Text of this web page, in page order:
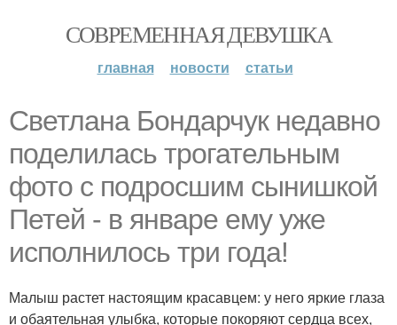
СОВРЕМЕННАЯ ДЕВУШКА
главная новости статьи
Светлана Бондарчук недавно
поделилась трогательным
фото с подросшим сынишкой
Петей - в январе ему уже
исполнилось три года!
Малыш растет настоящим красавцем: у него яркие глаза
и обаятельная улыбка, которые покоряют сердца всех,